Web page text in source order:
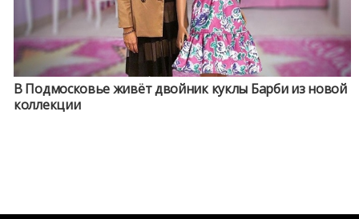
В Подмосковье живёт двойник куклы Барби из новой
коллекции